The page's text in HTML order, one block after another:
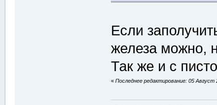
Если
железа можно,
Так же и с
«Последнее редактирование: 05 Август